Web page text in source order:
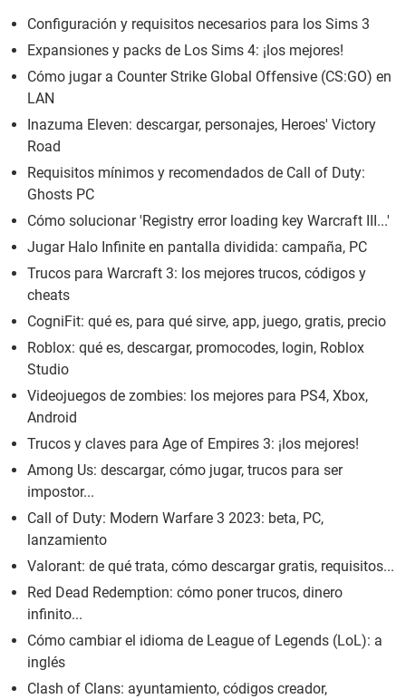
Configuración y requisitos necesarios para los Sims 3
Expansiones y packs de Los Sims 4: ¡los mejores!
Cómo jugar a Counter Strike Global Offensive (CS:GO) en
LAN
Inazuma Eleven: descargar, personajes, Heroes' Victory
Road
Requisitos mínimos y recomendados de Call of Duty:
Ghosts PC
Cómo solucionar 'Registry error loading key Warcraft III...'
Jugar Halo Infinite en pantalla dividida: campaña, PC
Trucos para Warcraft 3: los mejores trucos, códigos y
cheats
CogniFit: qué es, para qué sirve, app, juego, gratis, precio
Roblox: qué es, descargar, promocodes, login, Roblox
Studio
Videojuegos de zombies: los mejores para PS4, Xbox,
Android
Trucos y claves para Age of Empires 3: ¡los mejores!
Among Us: descargar, cómo jugar, trucos para ser
impostor...
Call of Duty: Modern Warfare 3 2023: beta, PC,
lanzamiento
Valorant: de qué trata, cómo descargar gratis, requisitos...
Red Dead Redemption: cómo poner trucos, dinero
infinito...
Cómo cambiar el idioma de League of Legends (LoL): a
inglés
Clash of Clans: ayuntamiento, códigos creador,